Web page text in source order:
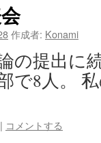
作成者: Konami
の提出に
で8人。
| コメントする